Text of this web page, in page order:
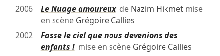
2006
Le Nuage amoureuxde Nazim Hikmetmise
en scène Grégoire Callies
2002
Fasse le ciel que nous devenions des
enfants !mise en scène Grégoire Callies